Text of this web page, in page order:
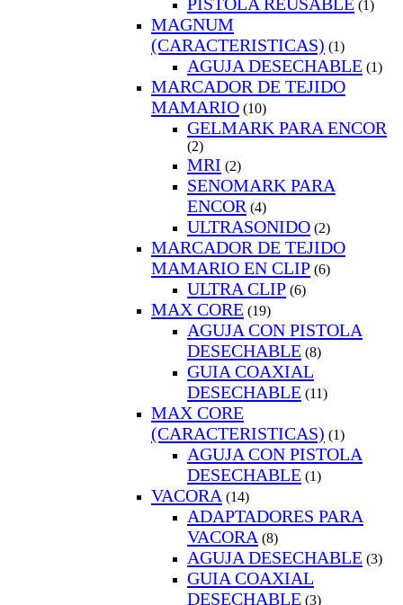
(1)
MAGNUM
(CARACTERISTICAS) (1)
AGUJA DESECHABLE (1)
MARCADOR DE TEJIDO
MAMARIO (10)
GELMARK PARA ENCOR
(2)
MRI (2)
SENOMARK PARA
ENCOR (4)
ULTRASONIDO (2)
MARCADOR DE TEJIDO
MAMARIO EN CLIP (6)
ULTRA CLIP (6)
MAX CORE (19)
AGUJA CON PISTOLA
DESECHABLE (8)
GUIA COAXIAL
DESECHABLE (11)
MAX CORE
(CARACTERISTICAS) (1)
AGUJA CON PISTOLA
DESECHABLE (1)
VACORA (14)
ADAPTADORES PARA
VACORA (8)
AGUJA DESECHABLE (3)
GUIA COAXIAL
DESECHABLE (3)